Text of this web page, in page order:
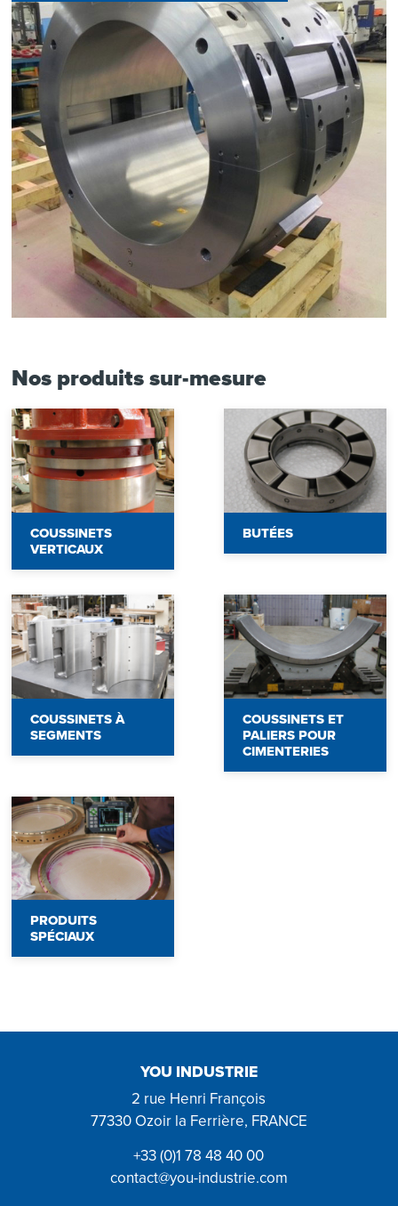
Nos produits sur-mesure
COUSSINETS
VERTICAUX
BUTÉES
COUSSINETS À
SEGMENTS
COUSSINETS ET
PALIERS POUR
CIMENTERIES
PRODUITS
SPÉCIAUX
YOU INDUSTRIE
2 rue Henri François
77330 Ozoir la Ferrière, FRANCE
+33 (0)1 78 48 40 00
contact@you-industrie.com